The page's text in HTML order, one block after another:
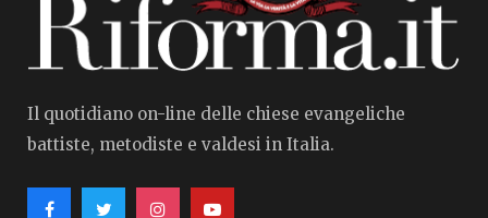
Il quotidiano on-line delle chiese evangeliche
battiste, metodiste e valdesi in Italia.